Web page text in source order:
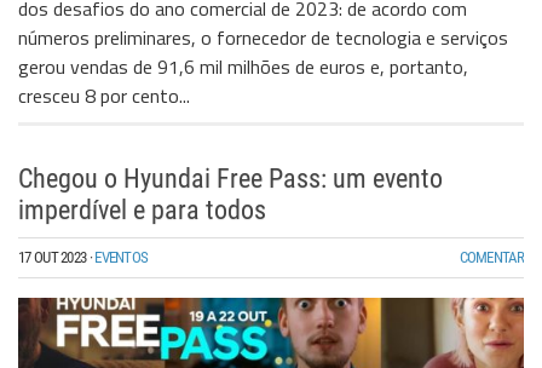
dos desafios do ano comercial de 2023: de acordo com
números preliminares, o fornecedor de tecnologia e serviços
gerou vendas de 91,6 mil milhões de euros e, portanto,
cresceu 8 por cento...
Chegou o Hyundai Free Pass: um evento
imperdível e para todos
17 OUT 2023·EVENTOS COMENTAR